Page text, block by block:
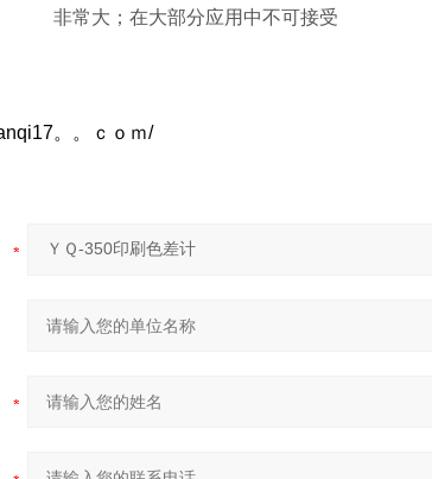
非常大；在大部分应用中不可接受
。。ｃｏｍ/